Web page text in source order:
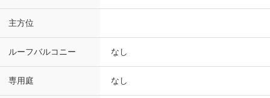
主方位
ルーフバルコニー なし
専用庭 なし